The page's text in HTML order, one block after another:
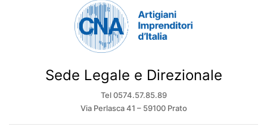
Sede Legale e Direzionale
Tel 0574.57.85.89
Via Perlasca 41 – 59100 Prato